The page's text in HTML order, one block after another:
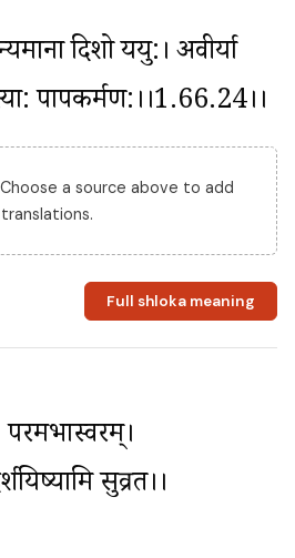
दिशो ययु:। अवीर्या
पापकर्मण:।।1.66.24।।
a source above to add
translations.
Full shloka meaning
सुव्रत।।